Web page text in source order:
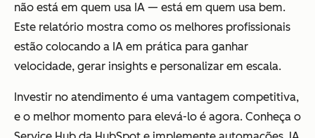
não está em quem usa IA — está em quem usa bem.
Este relatório mostra como os melhores profissionais
estão colocando a IA em prática para ganhar
velocidade, gerar insights e personalizar em escala.
Investir no atendimento é uma vantagem competitiva,
e o melhor momento para elevá-lo é agora. Conheça o